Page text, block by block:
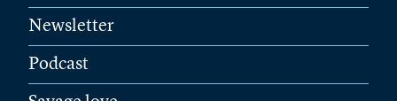
Newsletter
Podcast